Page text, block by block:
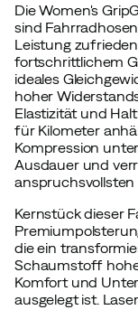
Die Women's
sind
Leistung
fortschrittlichem
ideales
hoher
Elastizität und
für Kilometer
Kompression
Ausdauer und
Kernstück dieser
die ein
Schaumstoff
Komfort und
ausgelegt ist.